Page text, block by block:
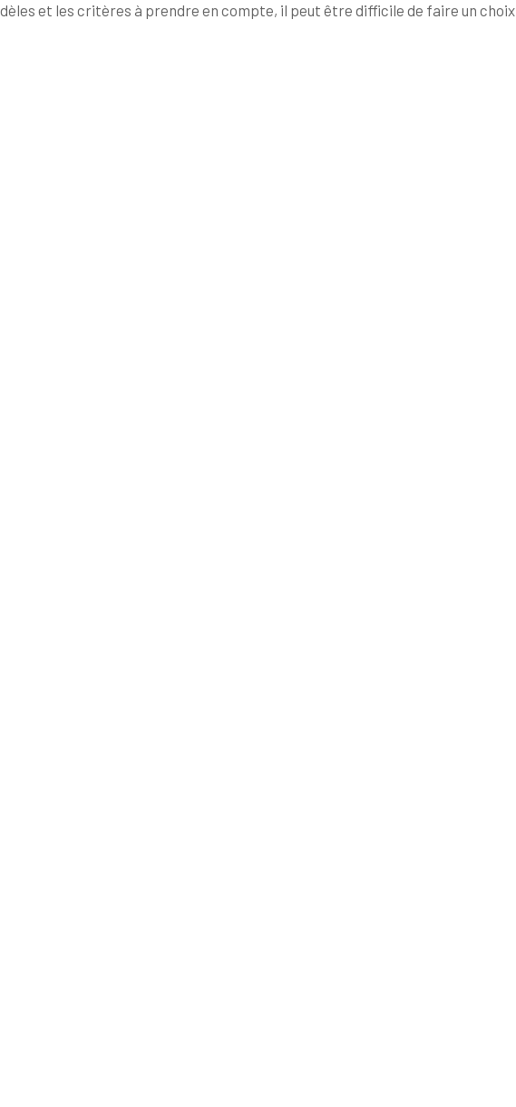
et les critères à prendre en compte, il peut être difficile de faire un choix